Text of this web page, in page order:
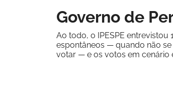
Governo de
Ao todo, o IPESPE
espontâneos — quando não
votar — e os votos em cenário